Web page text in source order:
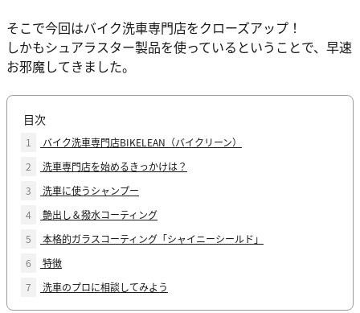
そこで今回はバイク洗車専門店をクローズアップ！
しかもシュアラスター製品を使っているということで、早速
お邪魔してきました。
目次
1
バイク洗車専門店BIKELEAN（バイクリーン）
2
洗車専門店を始めるきっかけは？
3
洗車に使うシャンプー
4
艶出し＆撥水コーティング
5
本格的ガラスコーティング「シャイニーシールド」
6
特徴
7
洗車のプロに相談してみよう